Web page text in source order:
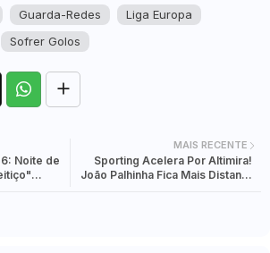
Guarda-Redes
Liga Europa
Sofrer Golos
MAIS RECENTE
Sporting Acelera Por Altimira!
João Palhinha Fica Mais Distante
Noite de